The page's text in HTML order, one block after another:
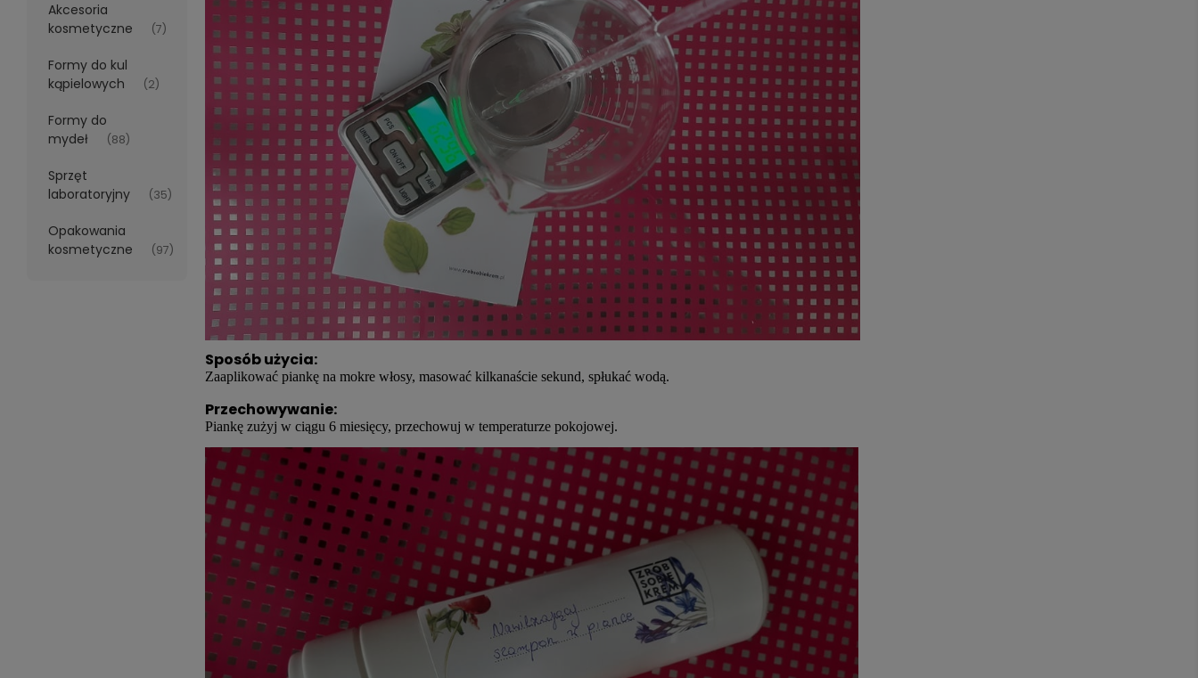
Akcesoria
kosmetyczne
(7)
Formy do kul
kąpielowych
(2)
Formy do
mydeł
(88)
Sprzęt
laboratoryjny
(35)
Opakowania
kosmetyczne
(97)
Sposób użycia:
Zaaplikować piankę na mokre włosy, masować kilkanaście sekund, spłukać wodą.
Przechowywanie:
Piankę zużyj w ciągu 6 miesięcy, przechowuj w temperaturze pokojowej.